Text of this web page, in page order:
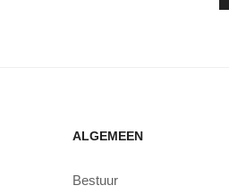
ALGEMEEN
Bestuur